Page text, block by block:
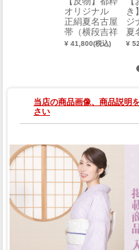
オリジナル
正絹夏名古屋
帯（横段吉祥
文：白）
¥ 41,800(税込)
き
ジ
夏
（
¥
当店の商品画像、商品説明
さい